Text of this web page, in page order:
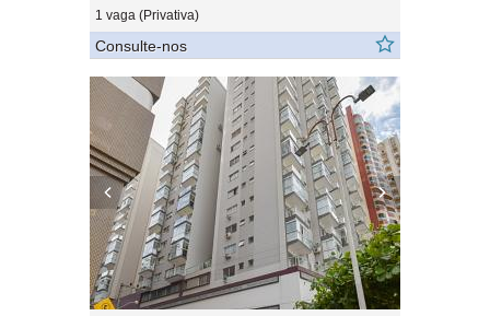
1 vaga (Privativa)
Consulte-nos